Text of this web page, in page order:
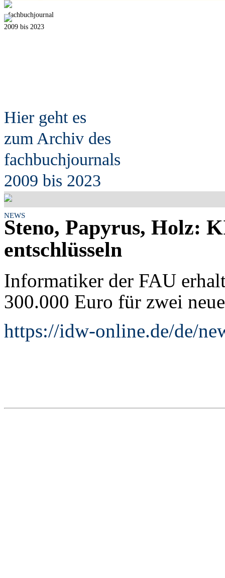
fachbuchjournal
2009 bis 2023
Hier geht es
zum Archiv des
fachbuchjournals
2009 bis 2023
NEWS
Steno, Papyrus, Holz:
entschlüsseln
Informatiker der FAU
300.000 Euro für zwei
https://idw-online.de/de/